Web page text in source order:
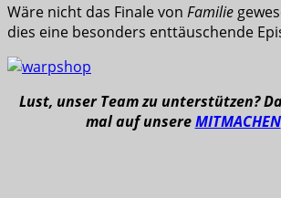
Wäre nicht das Finale von Familie
dies eine besonders enttäuschende
Lust, unser Team zu unterstützen?
mal auf unsereMITMACHEN